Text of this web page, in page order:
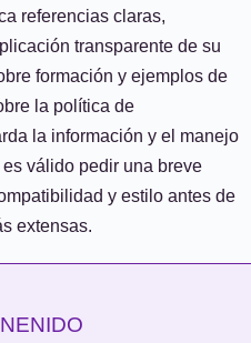
referencias claras,
transparente de su
formación y ejemplos de
la política de
la información y el manejo
válido pedir una breve
y estilo antes de
extensas.